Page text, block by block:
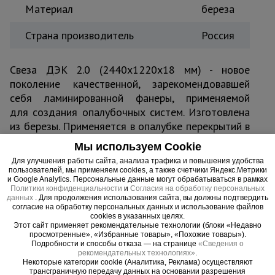
Материал
береза
Страна производитель
Россия
Свеза ДЭК 2.0 (2440х1220х18 мм) - новое
поколение качественной, зарекомендовавшей
себя ламинированной фанеры, применяемой
для создания опалубочных систем. Изготовлена
из березы. Применяется в опалубке перекрытий в
условиях жестких требований к качеству
бетонной поверхности после распалубки.
Ламинированная фанера Свеза ДЭК 2.0 - это
100% березовая фанера. Применяется в
опалубке перекрытий в условиях жестких
требований к качеству бетонной поверхности
после распалубки. Поверхность плиты
препятствует проникновению влаги, имеет
высокую устойчивость к истиранию, химикатам,
образованию грибков. Торцы ламинированной
Мы используем Cookie
Для улучшения работы сайта, анализа трафика и повышения удобства
пользователей, мы применяем cookies, а также счетчики Яндекс.Метрики
и Google Analytics. Персональные данные могут обрабатываться в рамках
Политики конфиденциальности и Согласия на обработку персональных
данных
. Для продолжения использования сайта, вы должны подтвердить
согласие на обработку персональных данных и использование файлов
cookies в указанных целях.
Этот сайт применяет рекомендательные технологии (блоки «Недавно
просмотренные», «Избранные товары», «Похожие товары»).
Подробности и способы отказа — на странице «Сведения о
рекомендательных технологиях»
Некоторые категории cookie (Аналитика, Реклама) осуществляют
трансграничную передачу данных на основании разрешения